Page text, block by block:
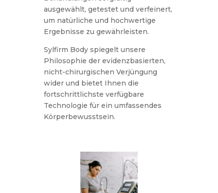
ausgewählt, getestet und verfeinert,
um natürliche und hochwertige
Ergebnisse zu gewährleisten.
Sylfirm Body spiegelt unsere
Philosophie der evidenzbasierten,
nicht-chirurgischen Verjüngung
wider und bietet Ihnen die
fortschrittlichste verfügbare
Technologie für ein umfassendes
Körperbewusstsein.